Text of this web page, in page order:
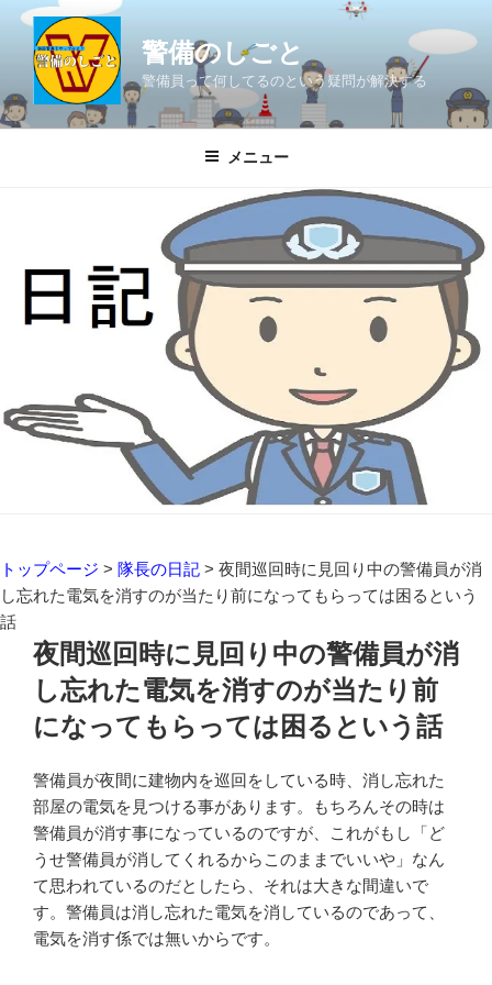
ン
ツ
警備のしごと
警備員って何してるのという疑問が解決する
メニュー
トップページ > 隊長の日記 > 夜間巡回時に見回り中の警備員が消
し忘れた電気を消すのが当たり前になってもらっては困るという
話
夜間巡回時に見回り中の警備員が消
し忘れた電気を消すのが当たり前
になってもらっては困るという話
警備員が夜間に建物内を巡回をしている時、消し忘れた
部屋の電気を見つける事があります。もちろんその時は
警備員が消す事になっているのですが、これがもし「ど
うせ警備員が消してくれるからこのままでいいや」なん
て思われているのだとしたら、それは大きな間違いで
す。警備員は消し忘れた電気を消しているのであって、
電気を消す係では無いからです。